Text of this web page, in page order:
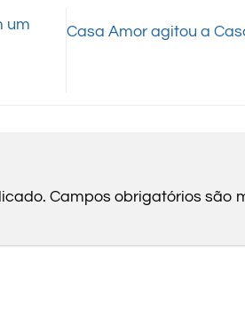
um
Casa Amor agitou a
Campos obrigatórios são